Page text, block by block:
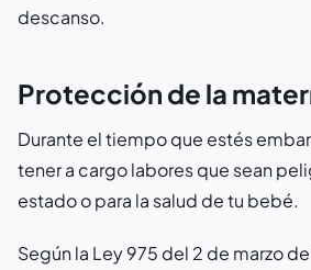
descanso.
Protección de la
Durante el tiempo que estés
tener a cargo labores que sean
estado o para la salud de tu bebé.
Según la Ley 975 del 2 de marzo